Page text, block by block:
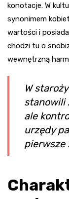
konotacje. W
synonimem
wartości i
chodzi tu o
wewnętrzną
W
stanowili
ale
urzędy
pierwsze